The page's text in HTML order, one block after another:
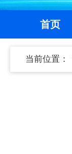
首页
当前位置：